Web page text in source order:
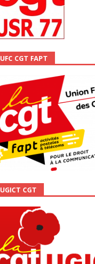
UFC CGT FAPT
UGICT CGT